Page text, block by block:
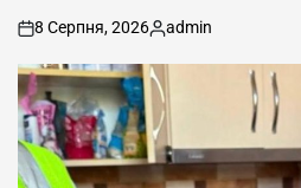
on
8 Серпня, 2026
Опубліковано
admin